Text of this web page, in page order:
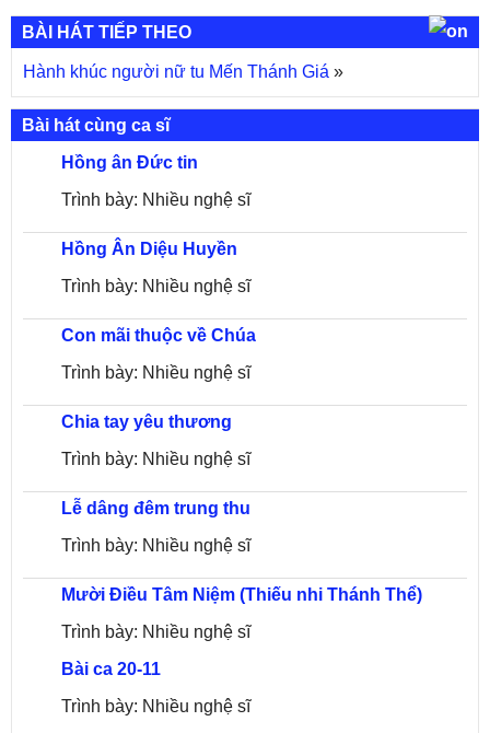
BÀI HÁT TIẾP THEO
Hành khúc người nữ tu Mến Thánh Giá »
Bài hát cùng ca sĩ
Hồng ân Đức tin
Trình bày: Nhiều nghệ sĩ
Hồng Ân Diệu Huyền
Trình bày: Nhiều nghệ sĩ
Con mãi thuộc về Chúa
Trình bày: Nhiều nghệ sĩ
Chia tay yêu thương
Trình bày: Nhiều nghệ sĩ
Lễ dâng đêm trung thu
Trình bày: Nhiều nghệ sĩ
Mười Điều Tâm Niệm (Thiếu nhi Thánh Thể)
Trình bày: Nhiều nghệ sĩ
Bài ca 20-11
Trình bày: Nhiều nghệ sĩ